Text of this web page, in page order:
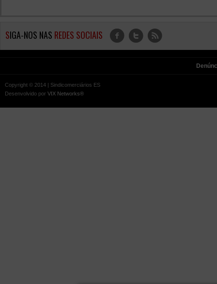
SIGA-NOS NAS REDES SOCIAIS f t r
Copyright © 2014 | Sindicomerciários ES
Desenvolvido por VIX Networks®